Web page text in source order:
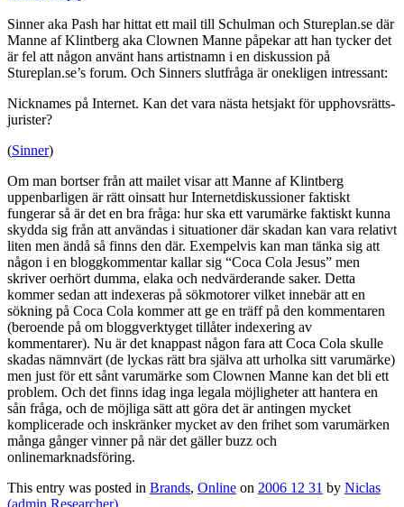
Sinner aka Pash har hittat ett mail till Schulman och Stureplan.se där
Manne af Klintberg aka Clownen Manne påpekar att han tycker det
är fel att någon använt hans artistnamn i en diskussion på
Stureplan.se’s forum. Och Sinners slutfråga är onekligen intressant:
Nicknames på Internet. Kan det vara nästa hetsjakt för upphovsrätts-
jurister?
(Sinner)
Om man bortser från att mailet visar att Manne af Klintberg
uppenbarligen är rätt oinsatt hur Internetdiskussioner faktiskt
fungerar så är det en bra fråga: hur ska ett varumärke faktiskt kunna
skydda sig från att användas i situationer där skadan kan vara relativt
liten men ändå så finns den där. Exempelvis kan man tänka sig att
någon i en bloggkommentar kallar sig “Coca Cola Jesus” men
skriver oerhört dumma, elaka och nedvärderande saker. Detta
kommer sedan att indexeras på sökmotorer vilket innebär att en
sökning på Coca Cola kommer att ge en träff på den kommentaren
(beroende på om bloggverktyget tillåter indexering av
kommentarer). Nu är det knappast någon fara att Coca Cola skulle
skadas nämnvärt (de lyckas rätt bra själva att urholka sitt varumärke)
men just för ett sånt varumärke som Clownen Manne kan det bli ett
problem. Och det finns idag inga legala möjligheter att hantera en
sån fråga, och de möjliga sätt att göra det är antingen mycket
komplicerade och inskränker mycket av den frihet som varumärken
många gånger vinner på när det gäller buzz och
onlinemarknadsföring.
This entry was posted in Brands, Online on 2006 12 31 by Niclas
(admin Researcher)